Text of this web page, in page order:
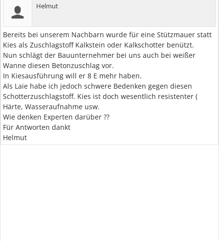
Helmut
Bereits bei unserem Nachbarn wurde für eine Stützmauer statt
Kies als Zuschlagstoff Kalkstein oder Kalkschotter benützt.
Nun schlägt der Bauunternehmer bei uns auch bei weißer
Wanne diesen Betonzuschlag vor.
In Kiesausführung will er 8 E mehr haben.
Als Laie habe ich jedoch schwere Bedenken gegen diesen
Schotterzuschlagstoff. Kies ist doch wesentlich resistenter (
Härte, Wasseraufnahme usw.
Wie denken Experten darüber ??
Für Antworten dankt
Helmut